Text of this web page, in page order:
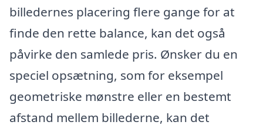
billedernes placering flere gange for at
finde den rette balance, kan det også
påvirke den samlede pris. Ønsker du en
speciel opsætning, som for eksempel
geometriske mønstre eller en bestemt
afstand mellem billederne, kan det